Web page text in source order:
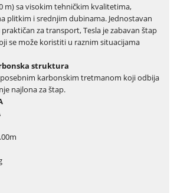
m) sa visokim tehničkim kvalitetima,
plitkim i srednjim dubinama. Jednostavan
za transport, Tesla je zabavan štap
se može koristiti u raznim situacijama
struktura
posebnim karbonskim tretmanom koji odbija
najlona za štap.